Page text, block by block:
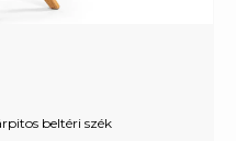
beltéri szék